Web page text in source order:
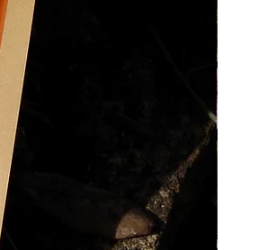
dans
des services de la Poste,
dès